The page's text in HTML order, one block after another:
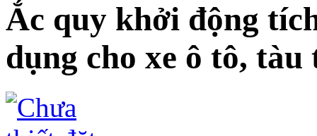
Ắc quy khởi động
dụng cho xe ô tô, tàu